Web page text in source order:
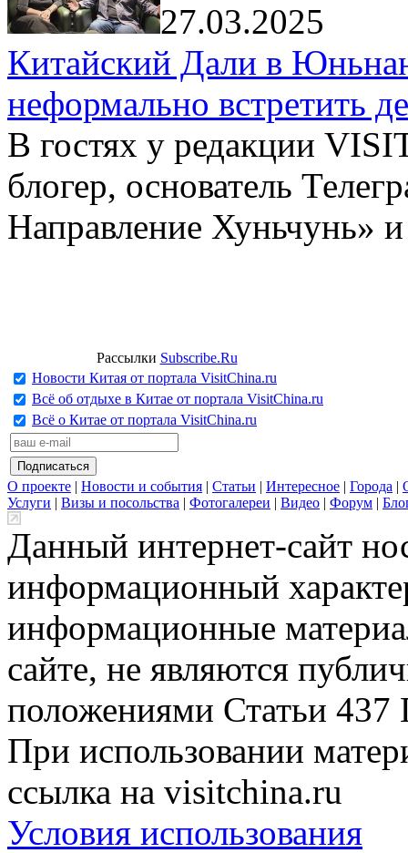
27.03.2025
Китайский Дали в
неформально встретить
В гостях у редакции
блогер, основатель
Направление Хуньчунь»
Рассылки Subscribe.Ru
Новости Китая от портала VisitChina.ru
Всё об отдыхе в Китае от портала VisitChina.ru
Всё о Китае от портала VisitChina.ru
О проекте | Новости и события | Статьи | Интересное | Города |
Услуги | Визы и посольства | Фотогалереи | Видео | Форум |
Данный интернет-сайт
информационный
информационные
сайте, не являются
положениями Статьи 437
При использовании
ссылка на visitchina.ru
Условия использования